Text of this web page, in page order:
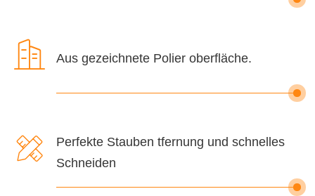
 Aus gezeichnete Polier oberfläche.

Perfekte Stauben tfernung und schnelles
Schneiden